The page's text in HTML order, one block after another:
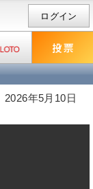
ログイン
年5月10日